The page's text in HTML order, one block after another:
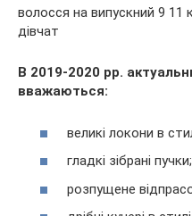
В 2019-2020 рр.
вважаються:
великі локони в
гладкі зібрані пучки;
розпущене